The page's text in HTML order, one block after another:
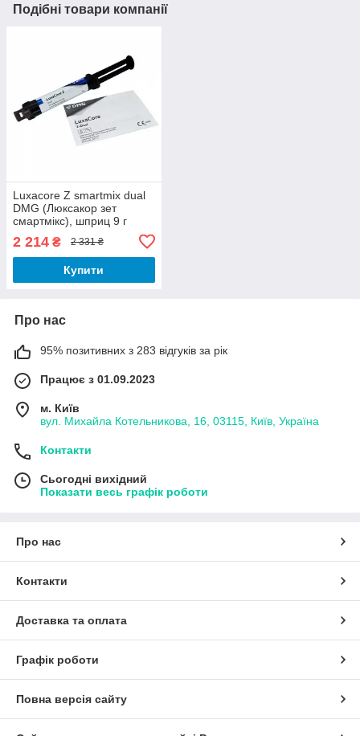
Подібні товари компанії
Luxacore Z smartmix dual
DMG (Люксакор зет
смартмікс), шприц 9 г
2 214 ₴ 2 331 ₴
Купити
Про нас
95% позитивних з 283 відгуків за рік
Працює з 01.09.2023
м. Київ
вул. Михайла Котельникова, 16, 03115, Київ, Україна
Контакти
Сьогодні вихідний
Показати весь графік роботи
Про нас
Контакти
Доставка та оплата
Графік роботи
Повна версія сайту